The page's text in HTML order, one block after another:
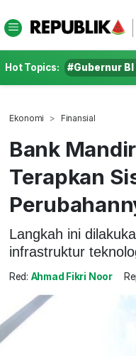
Hot Topics: #Gubernur
Ekonomi Finansial
Bank
Terapkan
Langkah ini
infrastruktur
Red: Ahmad Fikri Noor